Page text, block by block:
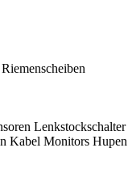
Riemenscheiben
Lenkstockschalter
Kabel Monitors Hupen